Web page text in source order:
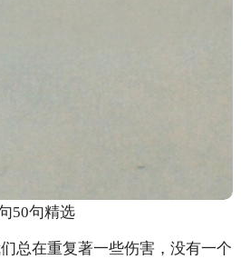
50句精选
总在重复著一些伤害，没有一个